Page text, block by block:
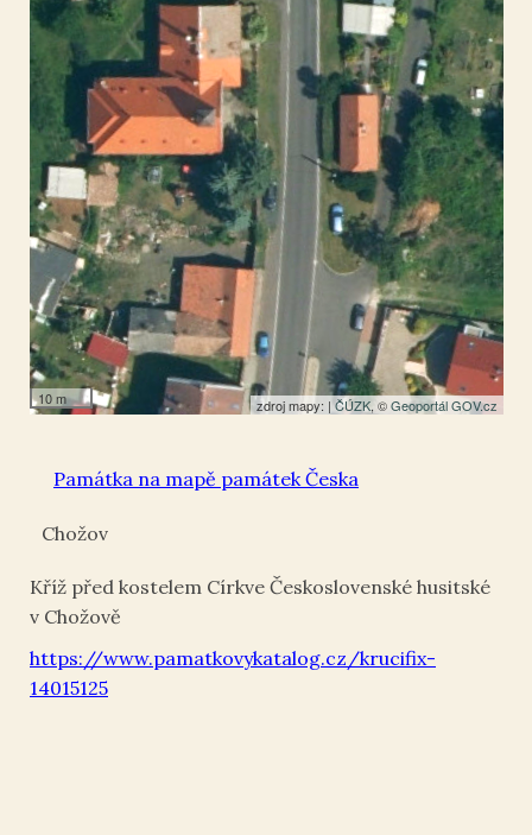
10 m zdroj mapy: |ČÚZK, ©Geoportál GOV.cz
50.401957,13.860301
Kříž
Památka na mapě památek Česka
Chožov
Kříž před kostelem Církve Československé husitské
v Chožově
https://www.pamatkovykatalog.cz/krucifix-
14015125